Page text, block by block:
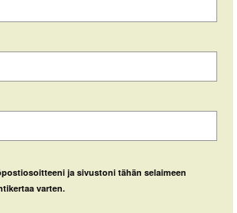
ja sivustoni tähän selaimeen
varten.